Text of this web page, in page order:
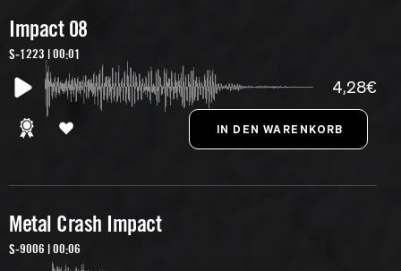
Impact 08
S-1223 | 00:01
4,28€
Metal Crash Impact
S-9006 | 00:06